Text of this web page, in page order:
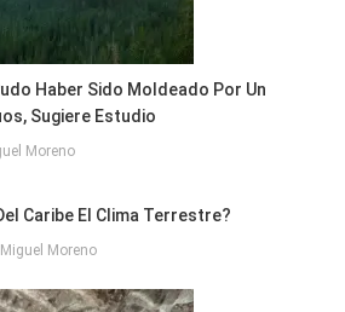
Haber Sido Moldeado Por Un
Sugiere Estudio
Moreno
Caribe El Clima Terrestre?
Miguel Moreno